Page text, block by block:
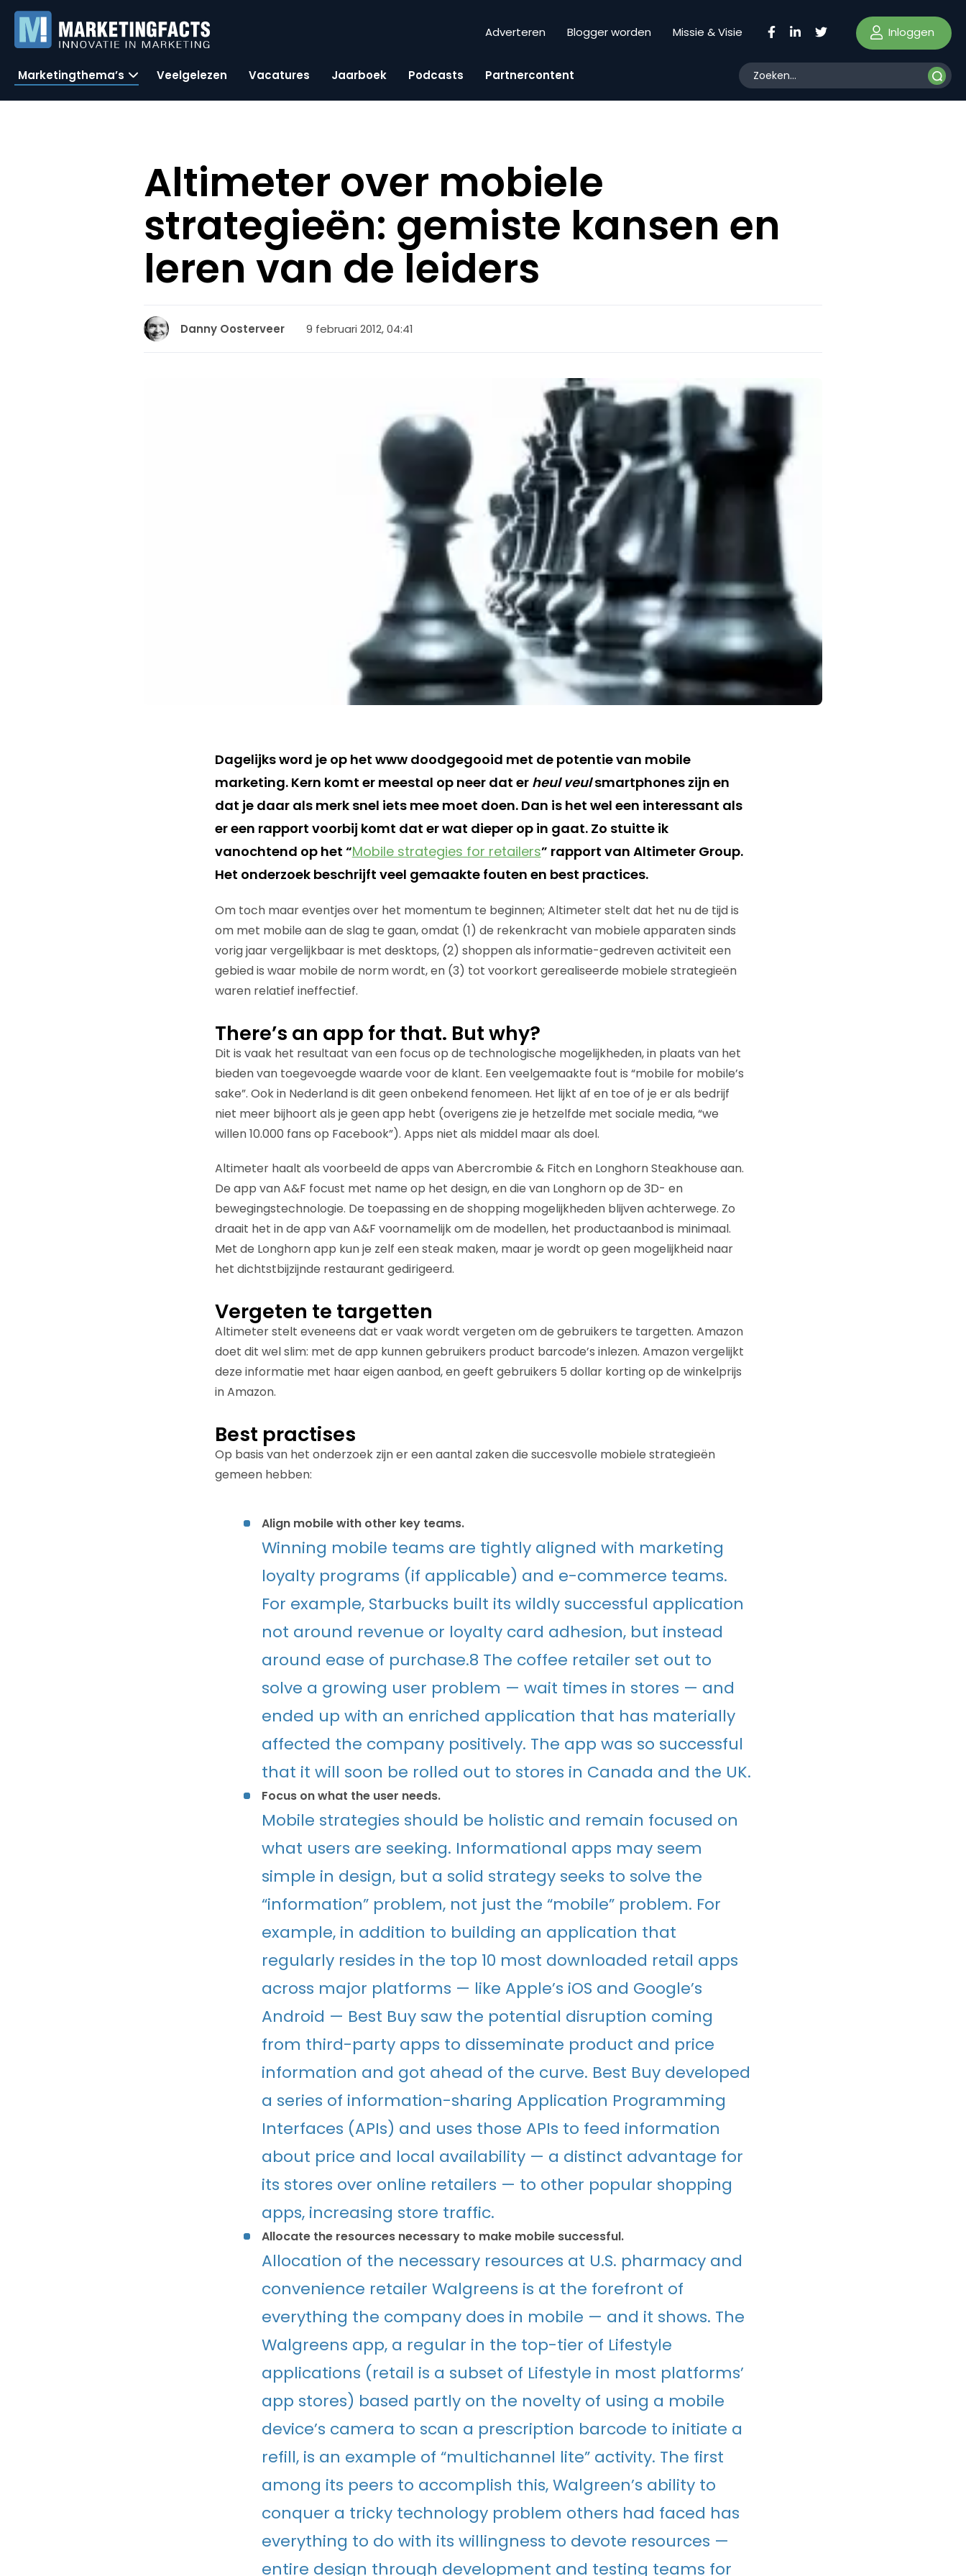
Adverteren Blogger worden Missie & Visie Inloggen
Marketingthema’s Veelgelezen Vacatures Jaarboek Podcasts Partnercontent
Altimeter over mobiele
strategieën: gemiste kansen en
leren van de leiders
Danny Oosterveer 9 februari 2012, 04:41
Dagelijks word je op het www doodgegooid met de potentie van mobile
marketing. Kern komt er meestal op neer dat er heul veulsmartphones zijn en
dat je daar als merk snel iets mee moet doen. Dan is het wel een interessant als
er een rapport voorbij komt dat er wat dieper op in gaat. Zo stuitte ik
vanochtend op het “Mobile strategies for retailers” rapport van Altimeter Group.
Het onderzoek beschrijft veel gemaakte fouten en best practices.
Om toch maar eventjes over het momentum te beginnen; Altimeter stelt dat het nu de tijd is
om met mobile aan de slag te gaan, omdat (1) de rekenkracht van mobiele apparaten sinds
vorig jaar vergelijkbaar is met desktops, (2) shoppen als informatie-gedreven activiteit een
gebied is waar mobile de norm wordt, en (3) tot voorkort gerealiseerde mobiele strategieën
waren relatief ineffectief.
There’s an app for that. But why?
Dit is vaak het resultaat van een focus op de technologische mogelijkheden, in plaats van het
bieden van toegevoegde waarde voor de klant. Een veelgemaakte fout is “mobile for mobile’s
sake”. Ook in Nederland is dit geen onbekend fenomeen. Het lijkt af en toe of je er als bedrijf
niet meer bijhoort als je geen app hebt (overigens zie je hetzelfde met sociale media, “we
willen 10.000 fans op Facebook”). Apps niet als middel maar als doel.
Altimeter haalt als voorbeeld de apps van Abercrombie & Fitch en Longhorn Steakhouse aan.
De app van A&F focust met name op het design, en die van Longhorn op de 3D- en
bewegingstechnologie. De toepassing en de shopping mogelijkheden blijven achterwege. Zo
draait het in de app van A&F voornamelijk om de modellen, het productaanbod is minimaal.
Met de Longhorn app kun je zelf een steak maken, maar je wordt op geen mogelijkheid naar
het dichtstbijzijnde restaurant gedirigeerd.
Vergeten te targetten
Altimeter stelt eveneens dat er vaak wordt vergeten om de gebruikers te targetten. Amazon
doet dit wel slim: met de app kunnen gebruikers product barcode’s inlezen. Amazon vergelijkt
deze informatie met haar eigen aanbod, en geeft gebruikers 5 dollar korting op de winkelprijs
in Amazon.
Best practises
Op basis van het onderzoek zijn er een aantal zaken die succesvolle mobiele strategieën
gemeen hebben:
Align mobile with other key teams.
Winning mobile teams are tightly aligned with marketing
loyalty programs (if applicable) and e-commerce teams.
For example, Starbucks built its wildly successful application
not around revenue or loyalty card adhesion, but instead
around ease of purchase.8 The coffee retailer set out to
solve a growing user problem — wait times in stores — and
ended up with an enriched application that has materially
affected the company positively. The app was so successful
that it will soon be rolled out to stores in Canada and the UK.
Focus on what the user needs.
Mobile strategies should be holistic and remain focused on
what users are seeking. Informational apps may seem
simple in design, but a solid strategy seeks to solve the
“information” problem, not just the “mobile” problem. For
example, in addition to building an application that
regularly resides in the top 10 most downloaded retail apps
across major platforms — like Apple’s iOS and Google’s
Android — Best Buy saw the potential disruption coming
from third-party apps to disseminate product and price
information and got ahead of the curve. Best Buy developed
a series of information-sharing Application Programming
Interfaces (APIs) and uses those APIs to feed information
about price and local availability — a distinct advantage for
its stores over online retailers — to other popular shopping
apps, increasing store traffic.
Allocate the resources necessary to make mobile successful.
Allocation of the necessary resources at U.S. pharmacy and
convenience retailer Walgreens is at the forefront of
everything the company does in mobile — and it shows. The
Walgreens app, a regular in the top-tier of Lifestyle
applications (retail is a subset of Lifestyle in most platforms’
app stores) based partly on the novelty of using a mobile
device’s camera to scan a prescription barcode to initiate a
refill, is an example of “multichannel lite” activity. The first
among its peers to accomplish this, Walgreen’s ability to
conquer a tricky technology problem others had faced has
everything to do with its willingness to devote resources —
entire design through development and testing teams for